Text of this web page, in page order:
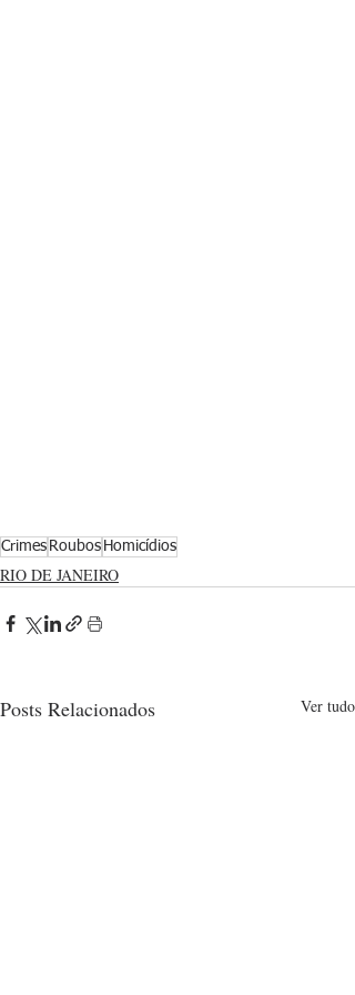
Crimes Roubos Homicídios
RIO DE JANEIRO
Posts Relacionados Ver tudo